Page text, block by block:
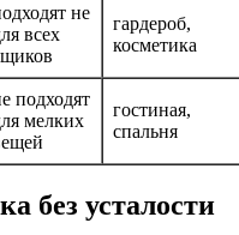
не
всех
гардероб,
косметика
подходят
мелких
гостиная,
спальня
без усталости